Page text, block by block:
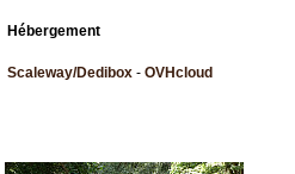
Hébergement
Scaleway/Dedibox - OVHcloud